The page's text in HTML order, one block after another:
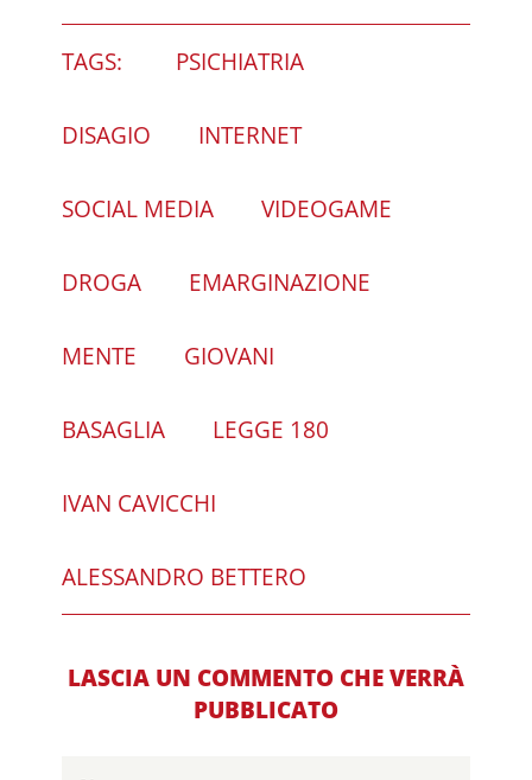
TAGS: PSICHIATRIA
DISAGIO INTERNET
SOCIAL MEDIA VIDEOGAME
DROGA EMARGINAZIONE
MENTE GIOVANI
BASAGLIA LEGGE 180
IVAN CAVICCHI
ALESSANDRO BETTERO
LASCIA UN COMMENTO CHE VERRÀ
PUBBLICATO